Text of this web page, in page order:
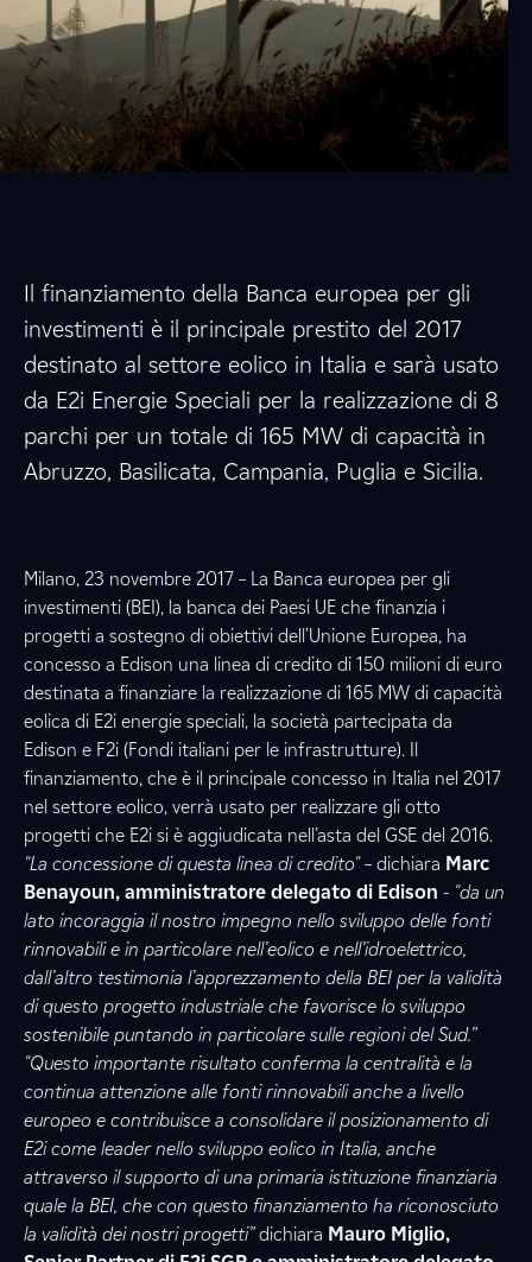
Il finanziamento della Banca europea per gli
investimenti è il principale prestito del 2017
destinato al settore eolico in Italia e sarà usato
da E2i Energie Speciali per la realizzazione di 8
parchi per un totale di 165 MW di capacità in
Abruzzo, Basilicata, Campania, Puglia e Sicilia.
Milano, 23 novembre 2017 – La Banca europea per gli
investimenti (BEI), la banca dei Paesi UE che finanzia i
progetti a sostegno di obiettivi dell’Unione Europea, ha
concesso a Edison una linea di credito di 150 milioni di euro
destinata a finanziare la realizzazione di 165 MW di capacità
eolica di E2i energie speciali, la società partecipata da
Edison e F2i (Fondi italiani per le infrastrutture). Il
finanziamento, che è il principale concesso in Italia nel 2017
nel settore eolico, verrà usato per realizzare gli otto
progetti che E2i si è aggiudicata nell’asta del GSE del 2016.
"La concessione di questa linea di credito"– dichiara Marc
Benayoun, amministratore delegato di Edison - "da un
lato incoraggia il nostro impegno nello sviluppo delle fonti
rinnovabili e in particolare nell’eolico e nell’idroelettrico,
dall’altro testimonia l’apprezzamento della BEI per la validità
di questo progetto industriale che favorisce lo sviluppo
sostenibile puntando in particolare sulle regioni del Sud.”
"Questo importante risultato conferma la centralità e la
continua attenzione alle fonti rinnovabili anche a livello
europeo e contribuisce a consolidare il posizionamento di
E2i come leader nello sviluppo eolico in Italia, anche
attraverso il supporto di una primaria istituzione finanziaria
quale la BEI, che con questo finanziamento ha riconosciuto
la validità dei nostri progetti”dichiara Mauro Miglio,